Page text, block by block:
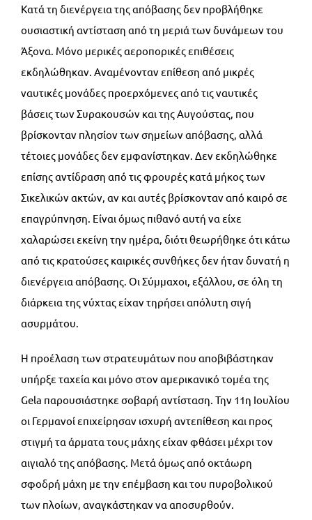
Κατά τη διενέργεια της απόβασης δεν προβλήθηκε
ουσιαστική αντίσταση από τη μεριά των δυνάμεων του
Άξονα. Μόνο μερικές αεροπορικές επιθέσεις
εκδηλώθηκαν. Αναμένονταν επίθεση από μικρές
ναυτικές μονάδες προερχόμενες από τις ναυτικές
βάσεις των Συρακουσών και της Αυγούστας, που
βρίσκονταν πλησίον των σημείων απόβασης, αλλά
τέτοιες μονάδες δεν εμφανίστηκαν. Δεν εκδηλώθηκε
επίσης αντίδραση από τις φρουρές κατά μήκος των
Σικελικών ακτών, αν και αυτές βρίσκονταν από καιρό σε
επαγρύπνηση. Είναι όμως πιθανό αυτή να είχε
χαλαρώσει εκείνη την ημέρα, διότι θεωρήθηκε ότι κάτω
από τις κρατούσες καιρικές συνθήκες δεν ήταν δυνατή η
διενέργεια απόβασης. Οι Σύμμαχοι, εξάλλου, σε όλη τη
διάρκεια της νύχτας είχαν τηρήσει απόλυτη σιγή
ασυρμάτου.
Η προέλαση των στρατευμάτων που αποβιβάστηκαν
υπήρξε ταχεία και μόνο στον αμερικανικό τομέα της
Gela παρουσιάστηκε σοβαρή αντίσταση. Την 11η Ιουλίου
οι Γερμανοί επιχείρησαν ισχυρή αντεπίθεση και προς
στιγμή τα άρματα τους μάχης είχαν φθάσει μέχρι τον
αιγιαλό της απόβασης. Μετά όμως από οκτάωρη
σφοδρή μάχη με την επέμβαση και του πυροβολικού
των πλοίων, αναγκάστηκαν να αποσυρθούν.